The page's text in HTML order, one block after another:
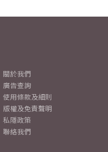
關於我們
廣告查詢
使用條款及細則
版權及免責聲明
私隱政策
聯絡我們